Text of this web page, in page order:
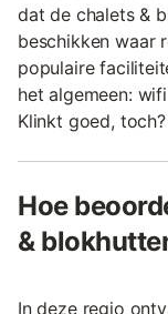
dat de chalets &
beschikken waar
populaire
het algemeen:
Klinkt goed, toch?
Hoe
&
In deze regio